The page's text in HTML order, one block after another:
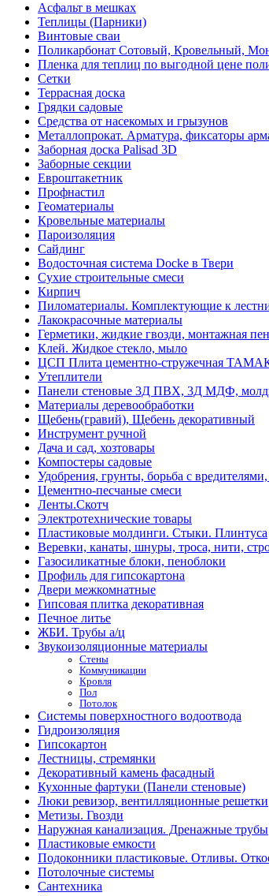
Асфальт в мешках
Теплицы (Парники)
Винтовые сваи
Поликарбонат Сотовый, Кровельный,
Пленка для теплиц по выгодной цене
Сетки
Террасная доска
Грядки садовые
Средства от насекомых и грызунов
Металлопрокат. Арматура, фиксаторы
Заборная доска Palisad 3D
Заборные секции
Евроштакетник
Профнастил
Геоматериалы
Кровельные материалы
Пароизоляция
Сайдинг
Водосточная система Docke в Твери
Сухие строительные смеси
Кирпич
Пиломатериалы. Комплектующие к
Лакокрасочные материалы
Герметики, жидкие гвозди, монтажная
Клей. Жидкое стекло, мыло
ЦСП Плита цементно-стружечная
Утеплители
Панели стеновые 3Д ПВХ, 3Д МДФ,
Материалы деревообработки
Щебень(гравий), Щебень декоративный
Инструмент ручной
Дача и сад, хозтовары
Компостеры садовые
Удобрения, грунты, борьба с вредителями,
Цементно-песчаные смеси
Ленты.Скотч
Электротехнические товары
Пластиковые молдинги. Стыки. Плинтуса
Веревки, канаты, шнуры, троса, нити,
Газосиликатные блоки, пеноблоки
Профиль для гипсокартона
Двери межкомнатные
Гипсовая плитка декоративная
Печное литье
ЖБИ. Трубы а/ц
Звукоизоляционные материалы
Стены
Коммуникации
Кровля
Пол
Потолок
Системы поверхностного водоотвода
Гидроизоляция
Гипсокартон
Лестницы, стремянки
Декоративный камень фасадный
Кухонные фартуки (Панели стеновые)
Люки ревизор, вентилляционные решетки
Метизы. Гвозди
Наружная канализация. Дренажные трубы
Пластиковые емкости
Подоконники пластиковые. Отливы.
Потолочные системы
Сантехника